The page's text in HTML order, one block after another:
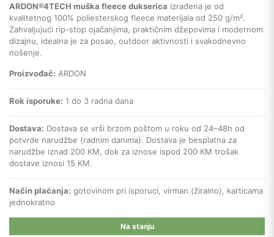
ARDON®4TECH muška fleece dukserica izrađena je od
kvalitetnog 100% poliesterskog fleece materijala od 250 g/m².
Zahvaljujući rip-stop ojačanjima, praktičnim džepovima i modernom
dizajnu, idealna je za posao, outdoor aktivnosti i svakodnevno
nošenje.
Proizvođač: ARDON
Rok isporuke: 1 do 3 radna dana
Dostava: Dostava se vrši brzom poštom u roku od 24–48h od
potvrde narudžbe (radnim danima). Dostava je besplatna za
narudžbe iznad 200 KM, dok za iznose ispod 200 KM trošak
dostave iznosi 15 KM.
Način plaćanja: gotovinom pri isporuci, virman (žiralno), karticama
jednokratno
Na stanju